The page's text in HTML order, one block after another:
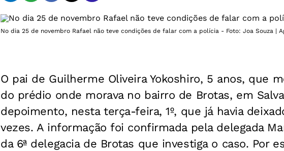
No dia 25 de novembro Rafael não teve condições de falar com a polícia - Foto: Joa Souza |
O pai de Guilherme Oliveira Yokoshiro, 5 anos, que
do prédio onde morava no bairro de Brotas, em
depoimento, nesta terça-feira, 1º, que já havia
vezes. A informação foi confirmada pela delegada
da 6ª delegacia de Brotas que investiga o caso. Por